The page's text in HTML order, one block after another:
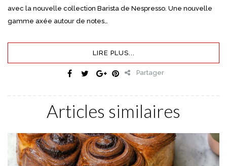
avec la nouvelle collection Barista de Nespresso. Une nouvelle
gamme axée autour de notes…
LIRE PLUS...
Partager
Articles similaires